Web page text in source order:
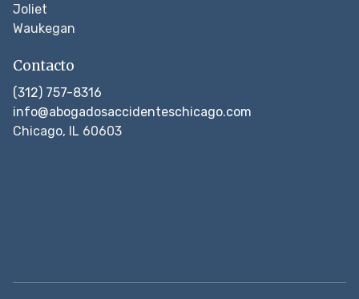
Joliet
Waukegan
Contacto
(312) 757-8316
info@abogadosaccidenteschicago.com
Chicago, IL 60603